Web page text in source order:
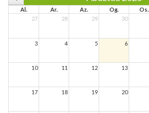
Al. Ar. Az. Og. Os.
27
28 29 30
3 4 5 6
10 11 12 13
17 18 19 20